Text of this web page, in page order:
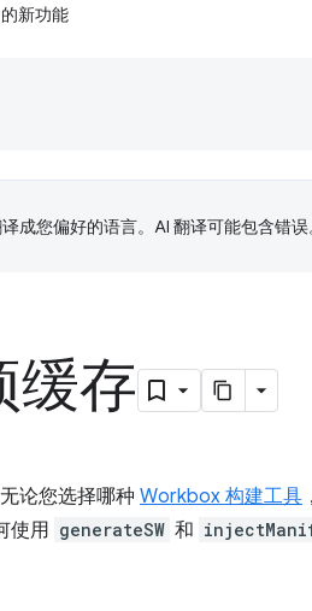
新功能
成您偏好的语言。AI 翻译可能包含错误
缓存
论您选择哪种 Workbox 构建工具
使用 generateSW 和